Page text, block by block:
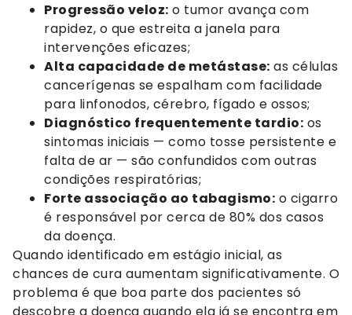
Progressão veloz: o tumor avança com
rapidez, o que estreita a janela para
intervenções eficazes;
Alta capacidade de metástase: as células
cancerígenas se espalham com facilidade
para linfonodos, cérebro, fígado e ossos;
Diagnóstico frequentemente tardio: os
sintomas iniciais — como tosse persistente e
falta de ar — são confundidos com outras
condições respiratórias;
Forte associação ao tabagismo: o cigarro
é responsável por cerca de 80% dos casos
da doença.
Quando identificado em estágio inicial, as
chances de cura aumentam significativamente. O
problema é que boa parte dos pacientes só